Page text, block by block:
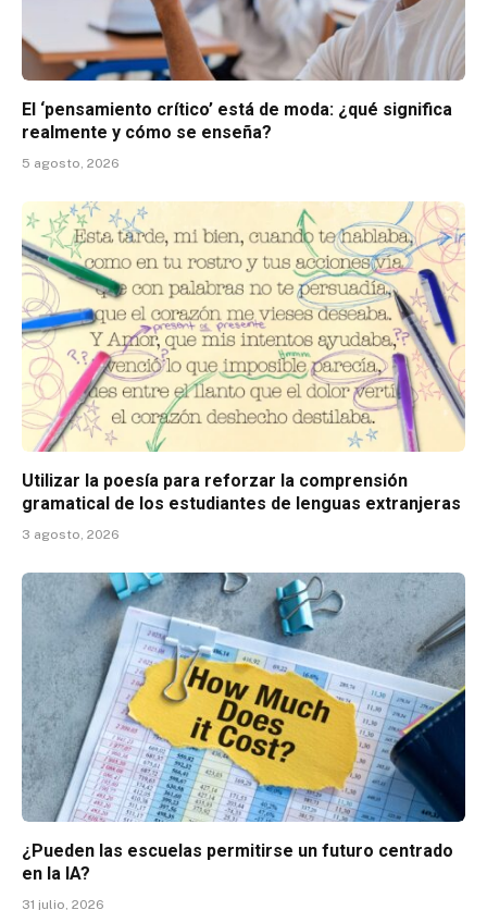
El ‘pensamiento crítico’ está de moda: ¿qué significa
realmente y cómo se enseña?
5 agosto, 2026
Utilizar la poesía para reforzar la comprensión
gramatical de los estudiantes de lenguas extranjeras
3 agosto, 2026
¿Pueden las escuelas permitirse un futuro centrado
en la IA?
31 julio, 2026